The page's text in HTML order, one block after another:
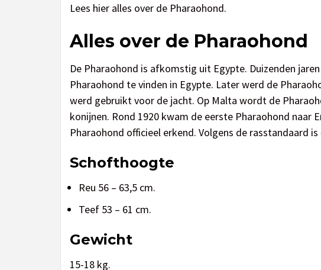
Lees hier alles over de Pharaohond.
Alles over de Pharaohond
De Pharaohond is afkomstig uit Egypte. Duizenden
Pharaohond te vinden in Egypte. Later werd de
werd gebruikt voor de jacht. Op Malta wordt de
konijnen. Rond 1920 kwam de eerste Pharaohond naar
Pharaohond officieel erkend. Volgens de rasstandaard
Schofthoogte
Reu 56 – 63,5 cm.
Teef 53 – 61 cm.
Gewicht
15-18 kg.